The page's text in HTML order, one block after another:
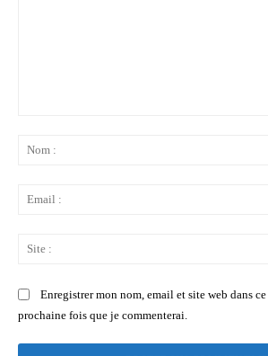
Enregistrer mon nom, email et site web dans
prochaine fois que je commenterai.